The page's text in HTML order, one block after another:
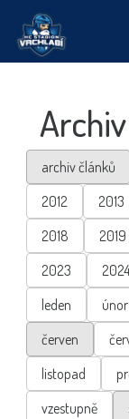
archiv článků
2012
2013
2018
2019
2023
2024
leden
únor
červen
listopad
vzestupně